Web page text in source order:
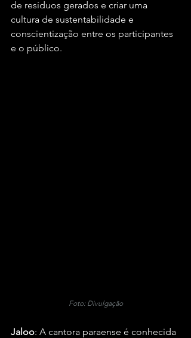
de resíduos gerados e criar uma
cultura de sustentabilidade e
conscientização entre os participantes
e o público.
Foto: Divulgação
Jaloo: A cantora paraense é conhecida